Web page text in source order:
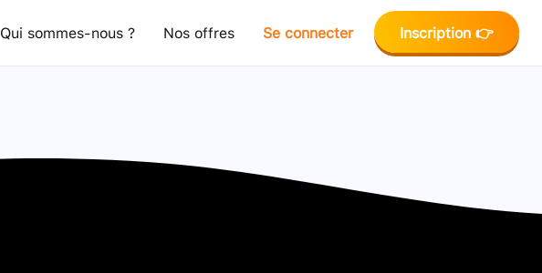
Qui sommes-nous ? Nos offres Se connecter Inscription 👉